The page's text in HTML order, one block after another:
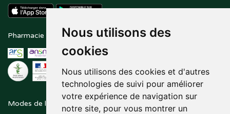
Nous utilisons des
cookies
Nous utilisons des cookies et d'autres
technologies de suivi pour améliorer
votre expérience de navigation sur
notre site, pour vous montrer un
Pharmacie en ligne agréée Paiement sécurisé
Modes de livraison Suivez-nous sur